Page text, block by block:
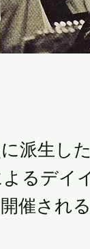
派生し
るデイ
催される